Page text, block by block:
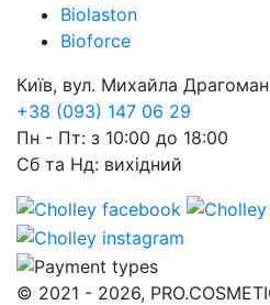
Biolaston
Bioforce
Київ, вул. Михайла
+38 (093) 147 06 29
Пн - Пт: з 10:00 до 18:00
Сб та Нд: вихідний
© 2021 - 2026,